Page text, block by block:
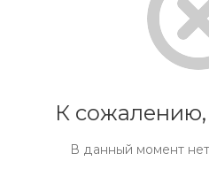
К сожалению,
В данный момент